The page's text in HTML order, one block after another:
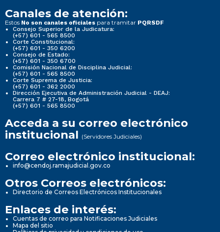
Canales de atención:
Estos No son canales oficiales para tramitar PQRSDF
Consejo Superior de la Judicatura:
(+57) 601 - 565 8500
Corte Constitucional:
(+57) 601 - 350 6200
Consejo de Estado:
(+57) 601 - 350 6700
Comisión Nacional de Disciplina Judicial:
(+57) 601 - 565 8500
Corte Suprema de Justicia:
(+57) 601 - 362 2000
Dirección Ejecutiva de Administración Judicial - DEAJ:
Carrera 7 # 27-18, Bogotá
(+57) 601 - 565 8500
Acceda a su correo electrónico
institucional (Servidores Judiciales)
Correo electrónico institucional:
info@cendoj.ramajudicial.gov.co
Otros Correos electrónicos:
Directorio de Correos Electrónicos Institucionales
Enlaces de interés:
Cuentas de correo para Notificaciones Judiciales
Mapa del sitio